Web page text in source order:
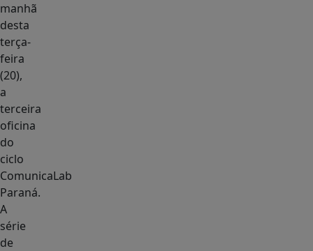
manhã
desta
terça-
feira
(20),
a
terceira
oficina
do
ciclo
ComunicaLab
Paraná.
A
série
de